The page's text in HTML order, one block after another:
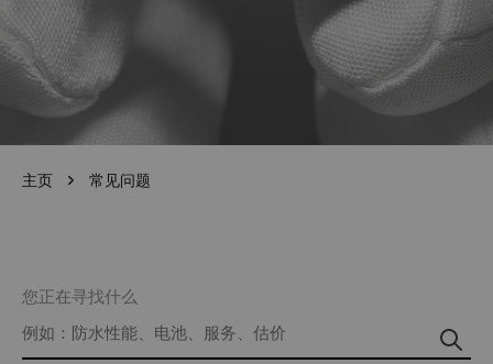
主页 常见问题
您正在寻找什么